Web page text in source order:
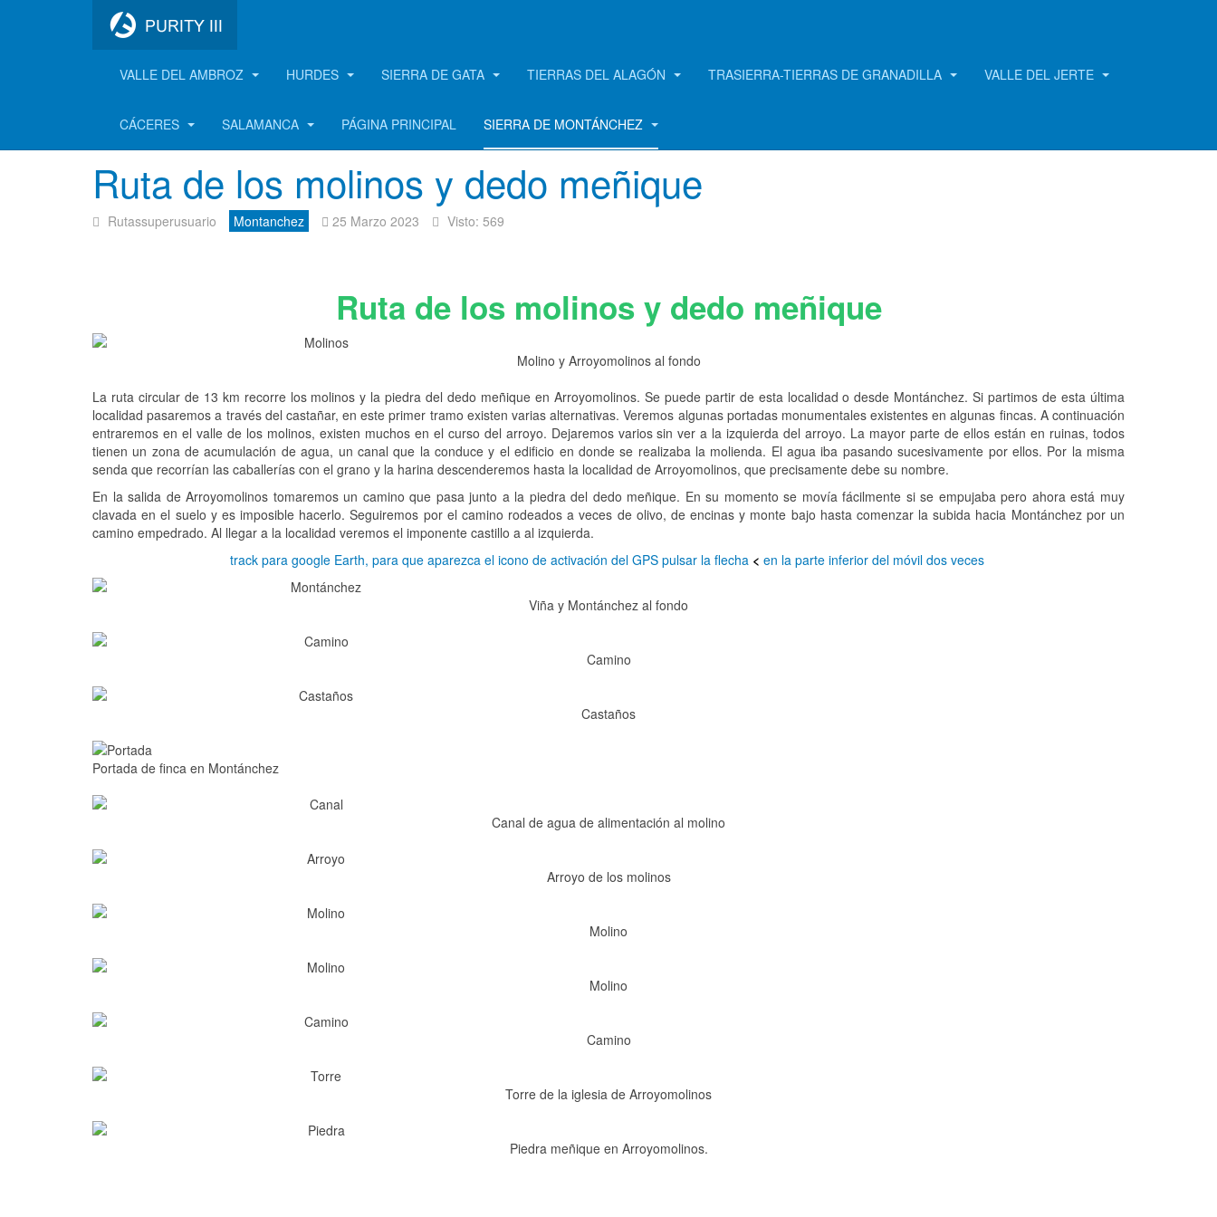
VALLE DEL AMBROZ HURDES SIERRA DE GATA TIERRAS DEL ALAGÓN TRASIERRA-TIERRAS DE GRANADILLA VALLE DEL JERTE
CÁCERES SALAMANCA PÁGINA PRINCIPAL SIERRA DE MONTÁNCHEZ
Montánchez
Ruta de los molinos y dedo meñique
Rutassuperusuario Montanchez 25 Marzo 2023 Visto: 569
Ruta de los molinos y dedo meñique
Molino y Arroyomolinos al fondo
La ruta circular de 13 km recorre los molinos y la piedra del dedo meñique en Arroyomolinos. Se puede partir de esta localidad o desde Montánchez. Si partimos de esta última
localidad pasaremos a través del castañar, en este primer tramo existen varias alternativas. Veremos algunas portadas monumentales existentes en algunas fincas. A continuación
entraremos en el valle de los molinos, existen muchos en el curso del arroyo. Dejaremos varios sin ver a la izquierda del arroyo. La mayor parte de ellos están en ruinas, todos
tienen un zona de acumulación de agua, un canal que la conduce y el edificio en donde se realizaba la molienda. El agua iba pasando sucesivamente por ellos. Por la misma
senda que recorrían las caballerías con el grano y la harina descenderemos hasta la localidad de Arroyomolinos, que precisamente debe su nombre.
En la salida de Arroyomolinos tomaremos un camino que pasa junto a la piedra del dedo meñique. En su momento se movía fácilmente si se empujaba pero ahora está muy
clavada en el suelo y es imposible hacerlo. Seguiremos por el camino rodeados a veces de olivo, de encinas y monte bajo hasta comenzar la subida hacia Montánchez por un
camino empedrado. Al llegar a la localidad veremos el imponente castillo a al izquierda.
track para google Earth, para que aparezca el icono de activación del GPS pulsar la flecha < en la parte inferior del móvil dos veces
Viña y Montánchez al fondo
Camino
Castaños
Portada de finca en Montánchez
Canal de agua de alimentación al molino
Arroyo de los molinos
Molino
Molino
Camino
Torre de la iglesia de Arroyomolinos
Piedra meñique en Arroyomolinos.